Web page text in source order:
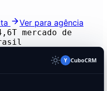
Ver para agência
mercado de
Y CuboCRM